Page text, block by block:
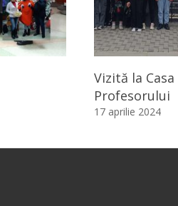
Vizită la Casa
Profesorului
17 aprilie 2024